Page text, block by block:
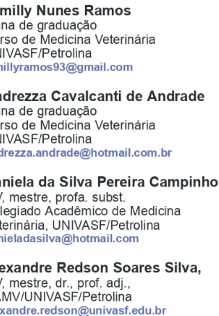
Nunes Ramos
de graduação
de Medicina Veterinária
ASF/Petrolina
Cavalcanti de Andrade
de graduação
de Medicina Veterinária
ASF/Petrolina
da Silva Pereira Campinho
,  mestre, profa. subst.
Acadêmico de Medicina
UNIVASF/Petrolina
Redson Soares Silva,
,  mestre, dr  .,   prof.
adj.,
UNIVASF/Petrolina